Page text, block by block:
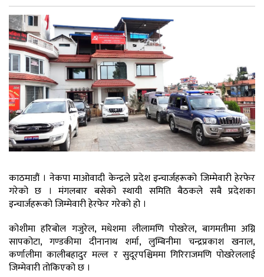
काठमाडौं । नेकपा माओवादी केन्द्रले प्रदेश इन्चार्जहरूको जिम्मेवारी हेरफेर
गरेको छ । मंगलबार बसेको स्थायी समिति बैठकले सबै प्रदेशका
इन्चार्जहरूको जिम्मेवारी हेरफेर गरेको हो ।
कोशीमा हरिबोल गजुरेल, मधेशमा लीलामणि पोखरेल, बागमतीमा अग्नि
सापकोटा, गण्डकीमा दीनानाथ शर्मा, लुम्बिनीमा चन्द्रप्रकाश खनाल,
कर्णालीमा कालीबहादुर मल्ल र सुदूरपश्चिममा गिरिराजमणि पोखरेललाई
जिम्मेवारी तोकिएको छ ।